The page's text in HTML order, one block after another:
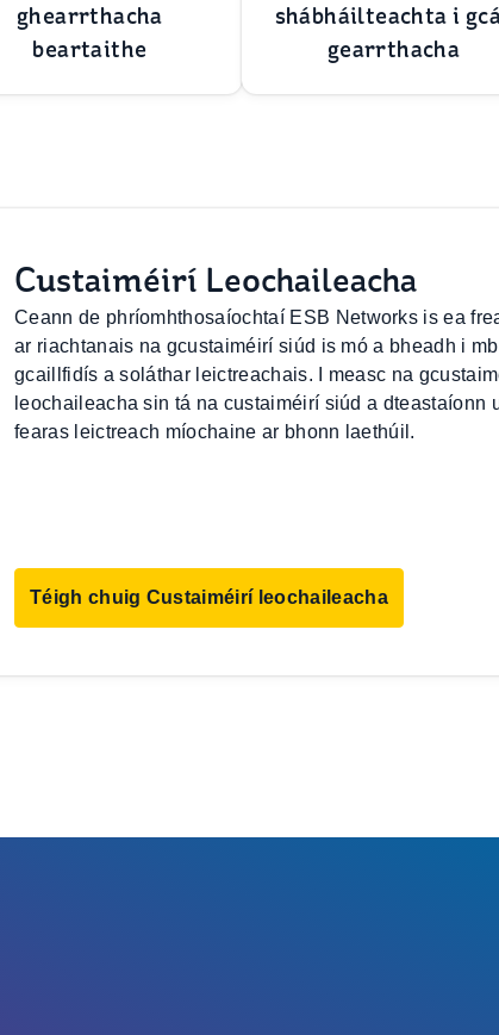
ghearrthacha
beartaithe
shábháilteachta i
gearrthacha
Custaiméirí Leochaileacha
Ceann de phríomhthosaíochtaí ESB Networks is ea
ar riachtanais na gcustaiméirí siúd is mó a bheadh i
gcaillfidís a soláthar leictreachais. I measc na
leochaileacha sin tá na custaiméirí siúd a dteastaíonn
fearas leictreach míochaine ar bhonn laethúil.
Téigh chuig Custaiméirí leochaileacha